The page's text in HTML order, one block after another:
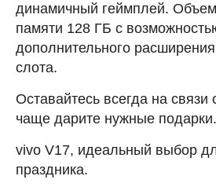
динамичный геймплей.
памяти 128 ГБ с
дополнительного
слота.
Оставайтесь всегда на
чаще дарите нужные подарки.
vivo V17, идеальный выбор
праздника.